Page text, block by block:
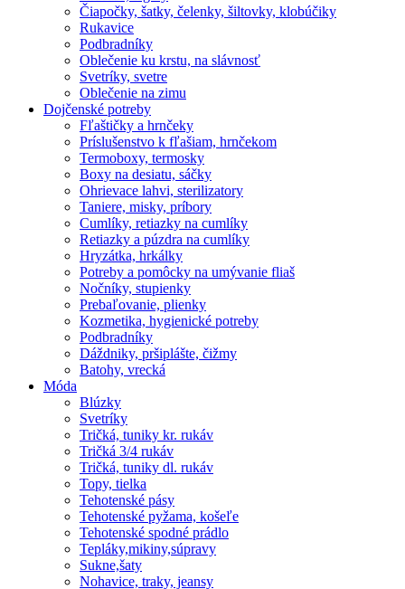
Čiapočky, šatky, čelenky, šiltovky, klobúčiky
Rukavice
Podbradníky
Oblečenie ku krstu, na slávnosť
Svetríky, svetre
Oblečenie na zimu
Dojčenské potreby
Fľaštičky a hrnčeky
Príslušenstvo k fľašiam, hrnčekom
Termoboxy, termosky
Boxy na desiatu, sáčky
Ohrievace lahvi, sterilizatory
Taniere, misky, príbory
Cumlíky, retiazky na cumlíky
Retiazky a púzdra na cumlíky
Hryzátka, hrkálky
Potreby a pomôcky na umývanie fliaš
Nočníky, stupienky
Prebaľovanie, plienky
Kozmetika, hygienické potreby
Podbradníky
Dáždniky, pršiplášte, čižmy
Batohy, vrecká
Móda
Blúzky
Svetríky
Tričká, tuniky kr. rukáv
Tričká 3/4 rukáv
Tričká, tuniky dl. rukáv
Topy, tielka
Tehotenské pásy
Tehotenské pyžama, košeľe
Tehotenské spodné prádlo
Tepláky,mikiny,súpravy
Sukne,šaty
Nohavice, traky, jeansy